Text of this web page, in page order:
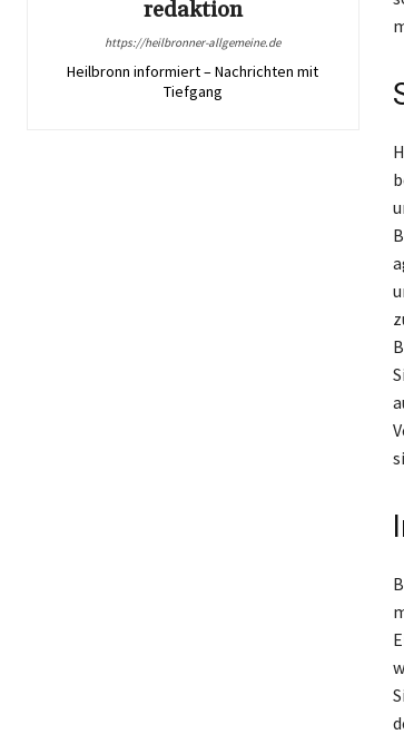
redaktion
https://heilbronner-allgemeine.de
Heilbronn informiert – Nachrichten mit
Tiefgang